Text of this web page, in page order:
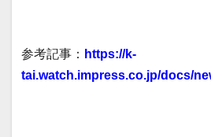
参考記事： https://k-
tai.watch.impress.co.jp/docs/